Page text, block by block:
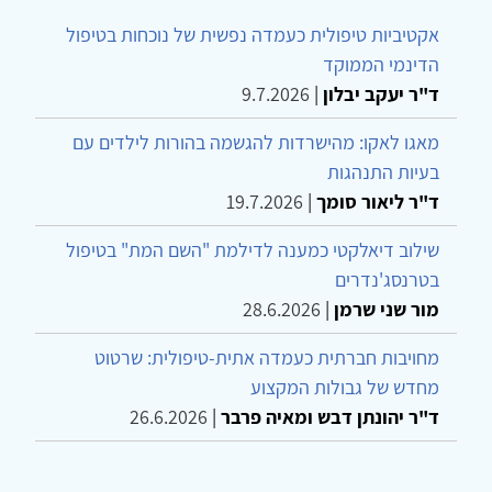
אקטיביות טיפולית כעמדה נפשית של נוכחות בטיפול
הדינמי הממוקד
ד"ר יעקב יבלון |
9.7.2026
מאגו לאקו: מהישרדות להגשמה בהורות לילדים עם
בעיות התנהגות
ד"ר ליאור סומך |
19.7.2026
שילוב דיאלקטי כמענה לדילמת "השם המת" בטיפול
בטרנסג'נדרים
מור שני שרמן |
28.6.2026
מחויבות חברתית כעמדה אתית-טיפולית: שרטוט
מחדש של גבולות המקצוע
ד"ר יהונתן דבש ומאיה פרבר |
26.6.2026